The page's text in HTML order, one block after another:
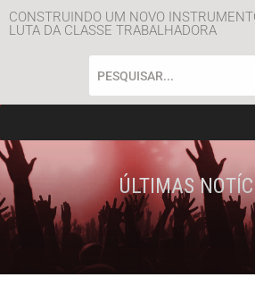
CONSTRUINDO UM NOVO
LUTA DA CLASSE TRABALHADORA
ÚLTIMAS